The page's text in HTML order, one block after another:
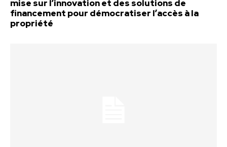
mise sur l’innovation et des solutions de
financement pour démocratiser l’accès à la
propriété